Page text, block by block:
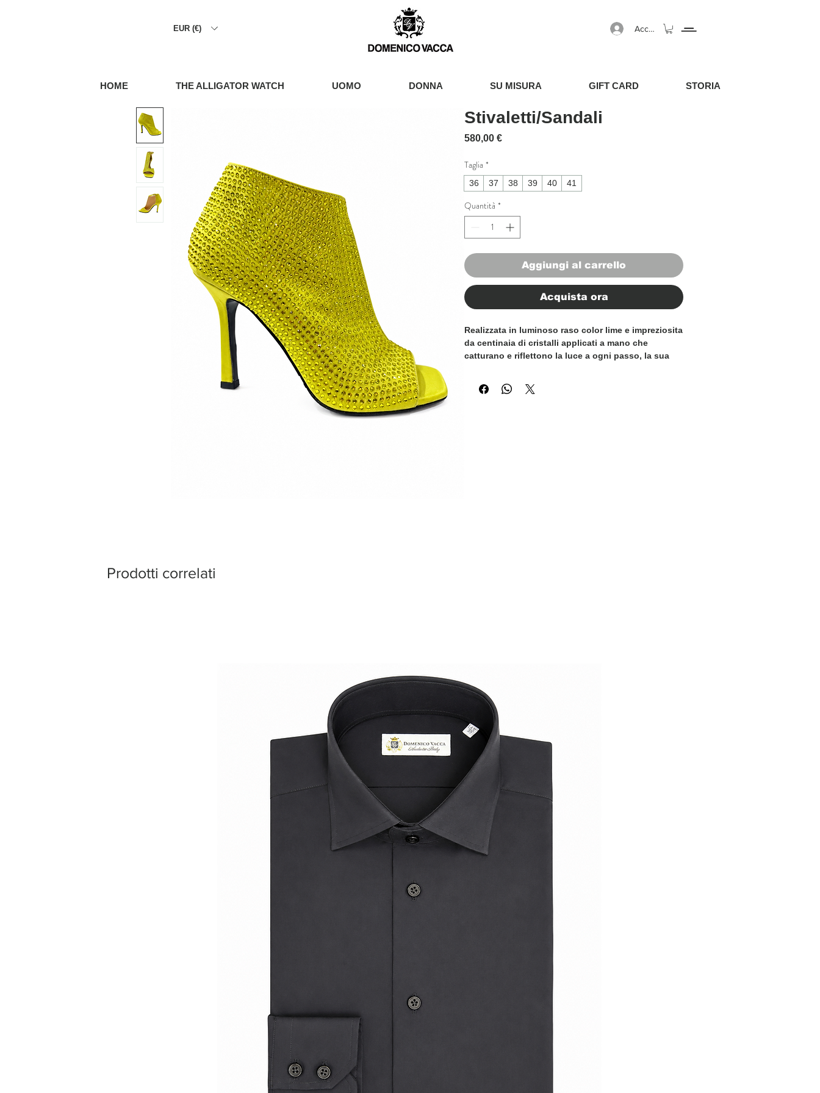
EUR (€) Accedi
HOME THE ALLIGATOR WATCH UOMO DONNA SU MISURA GIFT CARD STORIA
Stivaletti/Sandali
580,00 €Prezzo
Taglia *
36 37 38 39 40 41
Quantità *
Aggiungi al carrello
Acquista ora
Realizzata in luminoso raso color lime e impreziosita
da centinaia di cristalli applicati a mano che
catturano e riflettono la luce a ogni passo, la sua
incornicia il piede, crea una presenza di grande
Prodotti correlati